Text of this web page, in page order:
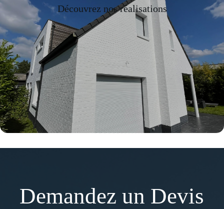
Découvrez nos réalisations
Demandez un Devis